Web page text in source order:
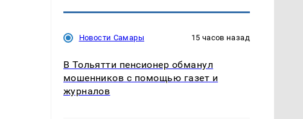
Новости Самары 15 часов назад
В Тольятти пенсионер обманул
мошенников с помощью газет и
журналов